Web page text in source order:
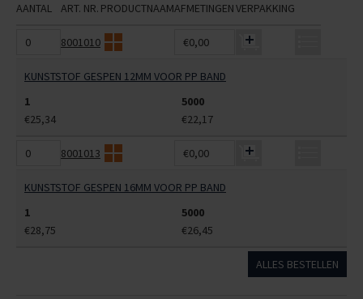
AANTAL ART. NR. PRODUCTNAAMAFMETINGENVERPAKKING
8001010 €0,00
KUNSTSTOF GESPEN 12MM VOOR PP BAND
1
5000
€25,34
€22,17
8001013 €0,00
KUNSTSTOF GESPEN 16MM VOOR PP BAND
1
5000
€28,75
€26,45
ALLES BESTELLEN